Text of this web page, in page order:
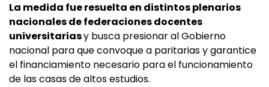
La medida fue resuelta en distintos plenarios
nacionales de federaciones docentes
universitariasy busca presionar al Gobierno
nacional para que convoque a paritarias y garantice
el financiamiento necesario para el funcionamiento
de las casas de altos estudios.